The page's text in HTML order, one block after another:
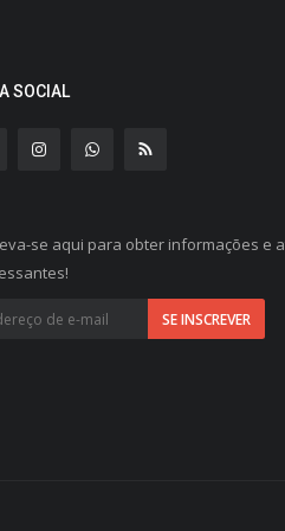
SOCIAL
se aqui para obter informações e